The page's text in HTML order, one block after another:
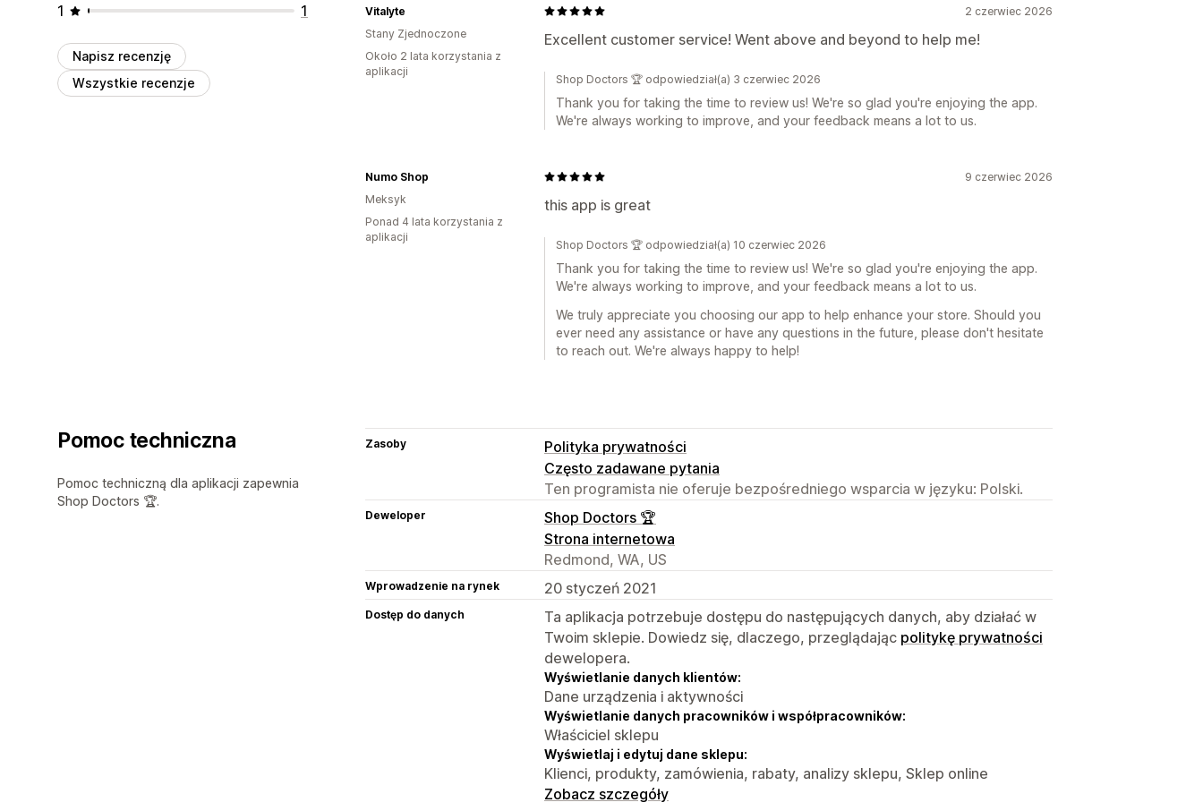
1
1
Napisz recenzję
Wszystkie recenzje
2 czerwiec 2026
Excellent customer service! Went above and beyond to help me!
Vitalyte
Stany Zjednoczone
Około 2 lata korzystania z
aplikacji
Shop Doctors 🏆 odpowiedział(a) 3 czerwiec 2026
Thank you for taking the time to review us! We're so glad you're enjoying the app.
We're always working to improve, and your feedback means a lot to us.
9 czerwiec 2026
this app is great
Numo Shop
Meksyk
Ponad 4 lata korzystania z
aplikacji
Shop Doctors 🏆 odpowiedział(a) 10 czerwiec 2026
Thank you for taking the time to review us! We're so glad you're enjoying the app.
We're always working to improve, and your feedback means a lot to us.
We truly appreciate you choosing our app to help enhance your store. Should you
ever need any assistance or have any questions in the future, please don't hesitate
to reach out. We're always happy to help!
Pomoc techniczna
Pomoc techniczną dla aplikacji zapewnia
Shop Doctors 🏆.
Zasoby
Polityka prywatności
Często zadawane pytania
Ten programista nie oferuje bezpośredniego wsparcia w języku: Polski.
Deweloper
Shop Doctors 🏆
Strona internetowa
Redmond, WA, US
Wprowadzenie na rynek 20 styczeń 2021
Dostęp do danych
Ta aplikacja potrzebuje dostępu do następujących danych, aby działać w
Twoim sklepie. Dowiedz się, dlaczego, przeglądając politykę prywatności
dewelopera.
Wyświetlanie danych klientów:
Dane urządzenia i aktywności
Wyświetlanie danych pracowników i współpracowników:
Właściciel sklepu
Wyświetlaj i edytuj dane sklepu:
Klienci, produkty, zamówienia, rabaty, analizy sklepu, Sklep online
Zobacz szczegóły